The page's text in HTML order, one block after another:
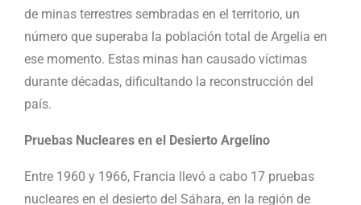
de minas terrestres sembradas en el territorio, un
número que superaba la población total de Argelia en
ese momento. Estas minas han causado víctimas
durante décadas, dificultando la reconstrucción del
país.
Pruebas Nucleares en el Desierto Argelino
Entre 1960 y 1966, Francia llevó a cabo 17 pruebas
nucleares en el desierto del Sáhara, en la región de